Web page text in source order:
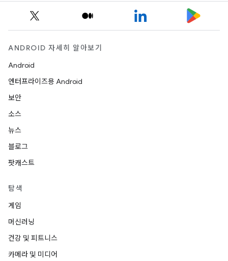
ANDROID 자세히 알아보기
Android
엔터프라이즈용 Android
보안
소스
뉴스
블로그
팟캐스트
탐색
게임
머신러닝
건강 및 피트니스
카메라 및 미디어